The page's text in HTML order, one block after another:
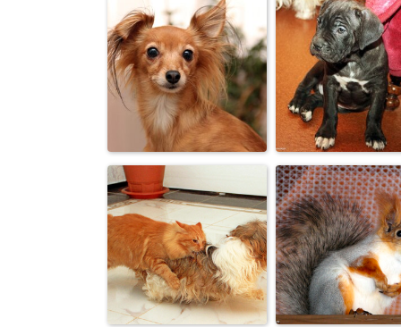
А хозяйка
собакам в еду
мясо не докла...
Полный
Лисеныш.
Что-то